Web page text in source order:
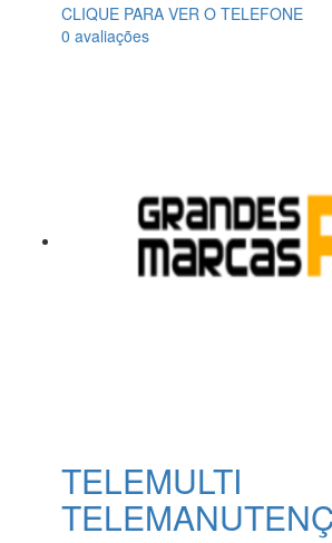
CLIQUE PARA VER O TELEFONE
0 avaliações
TELEMULTI